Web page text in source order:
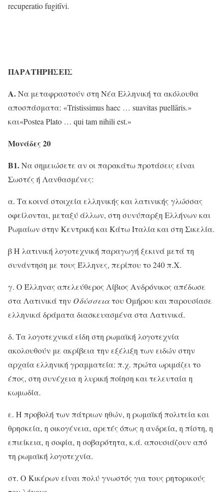
recuperatio fugitīvi.
ΠΑΡΑΤΗΡΗΣΕΙΣ
Α.Να μεταφραστούν στη Νέα Ελληνική τα ακόλουθα
αποσπάσματα: «Tristissimus haec … suavitas puellāris.»
και«Postea Plato … qui tam nihili est.»
Μονάδες 20
Β1.Να σημειώσετε αν οι παρακάτω προτάσεις είναι
Σωστές ή Λανθασμένες:
α. Τα κοινά στοιχεία ελληνικής και λατινικής γλώσσας
οφείλονται, μεταξύ άλλων, στη συνύπαρξη Ελλήνων και
Ρωμαίων στην Κεντρική και Κάτω Ιταλία και στη Σικελία.
β Η λατινική λογοτεχνική παραγωγή ξεκινά μετά τη
συνάντηση με τους Έλληνες, περίπου το 240 π.Χ.
γ. Ο Έλληνας απελεύθερος Λίβιος Ανδρόνικος απέδωσε
στα Λατινικά την Οδύσσειατου Ομήρου και παρουσίασε
ελληνικά δράματα διασκευασμένα στα Λατινικά.
δ. Τα λογοτεχνικά είδη στη ρωμαϊκή λογοτεχνία
ακολουθούν με ακρίβεια την εξέλιξη των ειδών στην
αρχαία ελληνική γραμματεία: π.χ. πρώτα ωριμάζει το
έπος, στη συνέχεια η λυρική ποίηση και τελευταία η
κωμωδία.
ε. Η προβολή των πάτριων ηθών, η ρωμαϊκή πολιτεία και
θρησκεία, η οικογένεια, αρετές όπως η ανδρεία, η πίστη, η
επιείκεια, η σοφία, η σοβαρότητα, κ.ά. απουσιάζουν από
τη ρωμαϊκή λογοτεχνία.
στ. Ο Κικέρων είναι πολύ γνωστός για τους ρητορικούς